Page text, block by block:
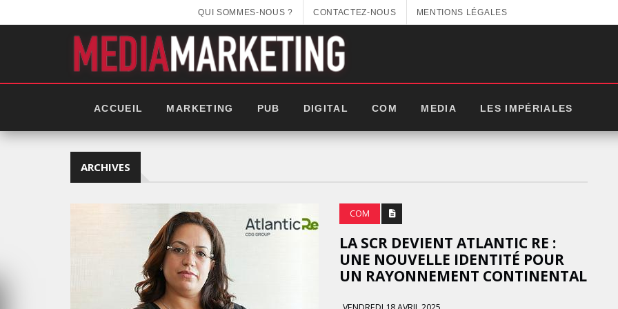
QUI SOMMES-NOUS ? CONTACTEZ-NOUS MENTIONS LÉGALES
ACCUEIL MARKETING PUB DIGITAL COM MEDIA LES IMPÉRIALES
ARCHIVES
COM
LA SCR DEVIENT ATLANTIC RE :
UNE NOUVELLE IDENTITÉ POUR
UN RAYONNEMENT CONTINENTAL